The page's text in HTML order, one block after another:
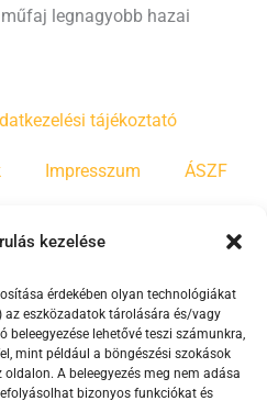
kezelése
érdekében olyan technológiákat
az eszközadatok tárolására és/vagy
beleegyezése lehetővé teszi számunkra,
mint például a böngészési szokások
A beleegyezés meg nem adása
bizonyos funkciókat és
legnagyobb hazai
tájékoztató
Impresszum ÁSZF